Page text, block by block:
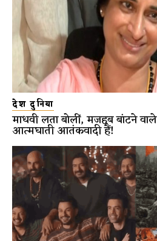
देश दुनिया
माधवी लता बोलीं, मजहब बांटने
आत्मघाती आतंकवादी हैं!